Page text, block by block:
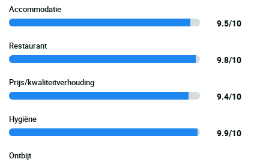
Accommodatie
9.5/10
Restaurant
9.8/10
Prijs/kwaliteitverhouding
9.4/10
Hygiëne
9.9/10
Ontbijt